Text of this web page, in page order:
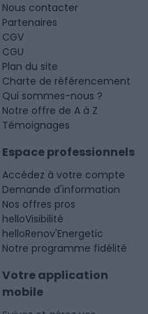
Nous contacter
Partenaires
CGV
CGU
Plan du site
Charte de référencement
Qui sommes-nous ?
Notre offre de A à Z
Témoignages
Espace professionnels
Accédez à votre compte
Demande d'information
Nos offres pros
helloVisibilité
helloRenov'Energetic
Notre programme fidélité
Votre application
mobile